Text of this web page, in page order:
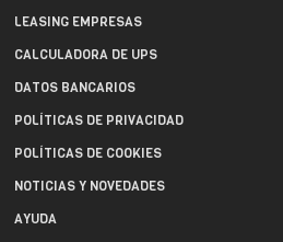
LEASING EMPRESAS
CALCULADORA DE UPS
DATOS BANCARIOS
POLÍTICAS DE PRIVACIDAD
POLÍTICAS DE COOKIES
NOTICIAS Y NOVEDADES
AYUDA